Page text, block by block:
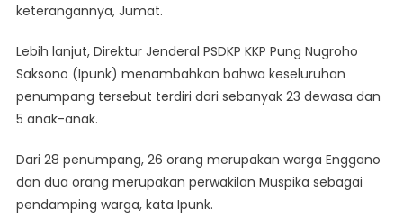
keterangannya, Jumat.
Lebih lanjut, Direktur Jenderal PSDKP KKP Pung Nugroho
Saksono (Ipunk) menambahkan bahwa keseluruhan
penumpang tersebut terdiri dari sebanyak 23 dewasa dan
5 anak-anak.
Dari 28 penumpang, 26 orang merupakan warga Enggano
dan dua orang merupakan perwakilan Muspika sebagai
pendamping warga, kata Ipunk.